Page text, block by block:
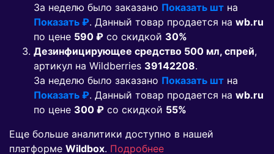
За неделю было заказано Показать шт на
Показать ₽. Данный товар продается на wb.ru
по цене 590 ₽ co скидкой 30%
Дезинфицирующее средство 500 мл, спрей,
артикул на Wildberries 39142208.
За неделю было заказано Показать шт на
Показать ₽. Данный товар продается на wb.ru
по цене 300 ₽ co скидкой 55%
Еще больше аналитики доступно в нашей
платформе Wildbox. Подробнее